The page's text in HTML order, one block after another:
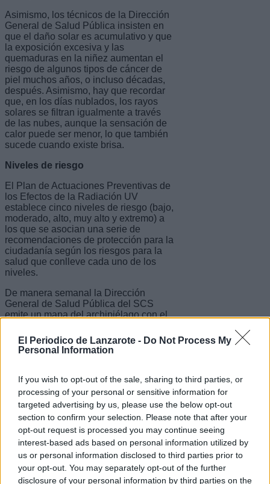
El Periodico de Lanzarote - Do Not Process My
Personal Information
If you wish to opt-out of the sale, sharing to third parties, or
processing of your personal or sensitive information for
targeted advertising by us, please use the below opt-out
section to confirm your selection. Please note that after your
opt-out request is processed you may continue seeing
interest-based ads based on personal information utilized by
us or personal information disclosed to third parties prior to
your opt-out. You may separately opt-out of the further
disclosure of your personal information by third parties on the
Asimismo, los técnicos de la Dirección
General de Salud Pública insisten en
que el daño solar es acumulativo y que
la exposición excesiva y las
quemaduras en la niñez aumentan el
riesgo de algunos tipos de cáncer de
piel muchos años, o incluso décadas,
después. Asimismo, hay que recordar
que, en los días nublados, los rayos
solares se filtran igualmente a través
de las nubes, aunque la sensación de
calor puede ser menor, lo que también
sucede cuando existe brisa.
Niveles de riesgo
El Plan de Actuaciones Preventivas de
los Efectos de la Radiación UV
establece cinco niveles de riesgo (bajo,
moderado, alto, muy alto y extremo) a
los que se asocian una serie de
recomendaciones de protección para la
ciudadanía según los riesgos para la
salud que conlleve cada uno de los
niveles.
De manera semanal la Dirección
General de Salud Pública del SCS
emite un mapa del archipiélago con el
que establece la AEMET.
Riesgos de la radiación UV
Los efectos agudos de la radiación UV
pueden ser variados: daños en el ADN,
quemaduras solares, reacciones
fototóxicas y fotoalérgicas e
inmunodepresión, que puede
considerarse un factor de riesgo de
cáncer y dar lugar a la reactivación de
virus, como por ejemplo el del herpes